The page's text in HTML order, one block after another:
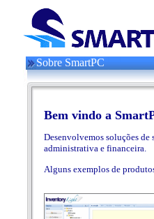
Sobre SmartPC
Bem vindo a
Desenvolvemos soluções de
administrativa e financeira.
Alguns exemplos de